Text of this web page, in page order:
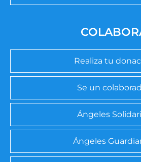
Realiza tu
Se un
Ángeles
Ángeles